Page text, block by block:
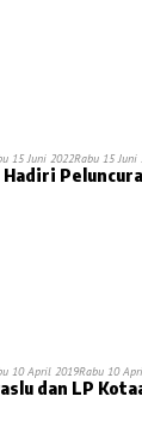
15 Juni 2022Rabu 15 Juni
10 April 2019Rabu 10
dan LP